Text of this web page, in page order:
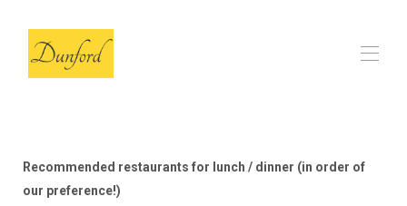
Recommended restaurants for lunch / dinner (in order of
our preference!)